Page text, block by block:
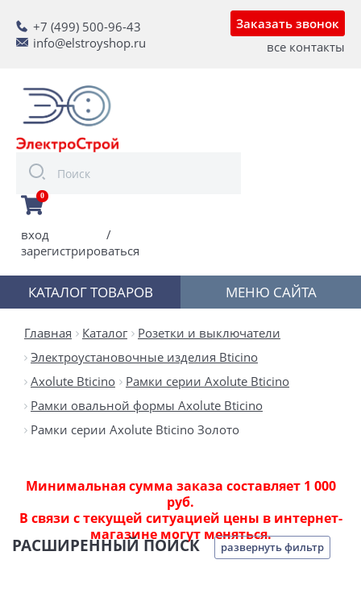
+7 (499) 500-96-43
info@elstroyshop.ru
Заказать звонок
все контакты
0
вход
/
зарегистрироваться
КАТАЛОГ ТОВАРОВ МЕНЮ САЙТА
Главная Каталог
Розетки и выключатели
Электроустановочные изделия Bticino
Axolute Bticino
Рамки серии Axolute Bticino
Рамки овальной формы Axolute Bticino
Рамки серии Axolute Bticino Золото
Минимальная сумма заказа составляет 1 000
руб.
В связи с текущей ситуацией цены в интернет-
магазине могут меняться.
РАСШИРЕННЫЙ ПОИСК развернуть фильтр